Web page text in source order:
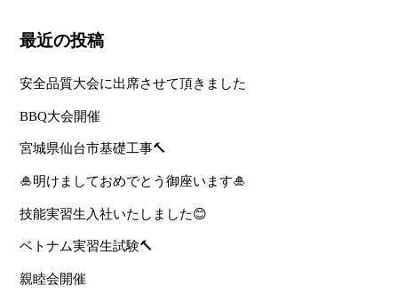
最近の投稿
安全品質大会に出席させて頂きました
BBQ大会開催
宮城県仙台市基礎工事🔨
🎍明けましておめでとう御座います🎍
技能実習生入社いたしました😊
ベトナム実習生試験🔨
親睦会開催